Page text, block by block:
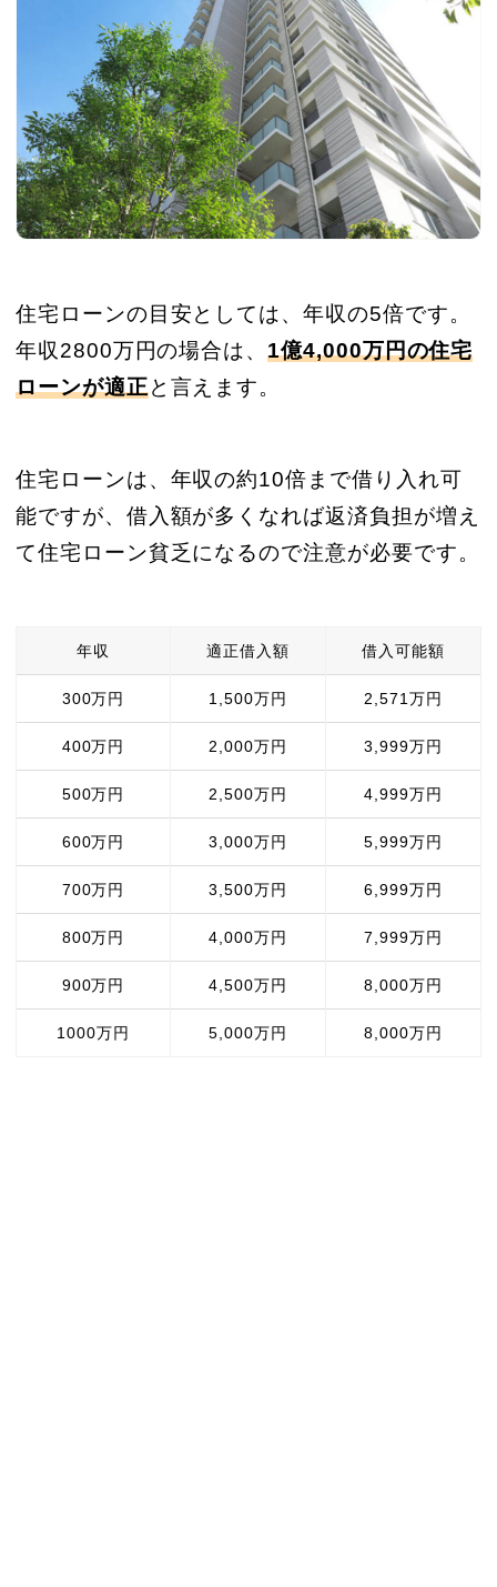
住宅ローンの目安としては、年収の5倍です。
年収2800万円の場合は、1億4,000万円の住宅
ローンが適正と言えます。
住宅ローンは、年収の約10倍まで借り入れ可
能ですが、借入額が多くなれば返済負担が増え
て住宅ローン貧乏になるので注意が必要です。
年収 適正借入額 借入可能額
300万円 1,500万円 2,571万円
400万円 2,000万円 3,999万円
500万円 2,500万円 4,999万円
600万円 3,000万円 5,999万円
700万円 3,500万円 6,999万円
800万円 4,000万円 7,999万円
900万円 4,500万円 8,000万円
1000万円 5,000万円 8,000万円